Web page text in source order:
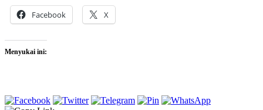
Facebook X
Menyukai ini: